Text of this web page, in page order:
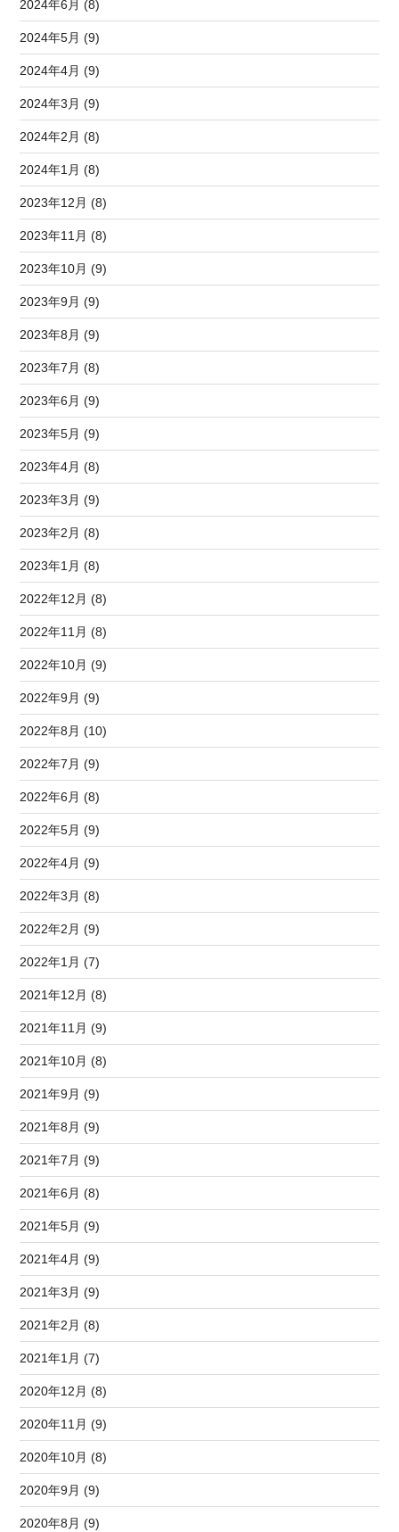
2024年6月 (8)
2024年5月 (9)
2024年4月 (9)
2024年3月 (9)
2024年2月 (8)
2024年1月 (8)
2023年12月 (8)
2023年11月 (8)
2023年10月 (9)
2023年9月 (9)
2023年8月 (9)
2023年7月 (8)
2023年6月 (9)
2023年5月 (9)
2023年4月 (8)
2023年3月 (9)
2023年2月 (8)
2023年1月 (8)
2022年12月 (8)
2022年11月 (8)
2022年10月 (9)
2022年9月 (9)
2022年8月 (10)
2022年7月 (9)
2022年6月 (8)
2022年5月 (9)
2022年4月 (9)
2022年3月 (8)
2022年2月 (9)
2022年1月 (7)
2021年12月 (8)
2021年11月 (9)
2021年10月 (8)
2021年9月 (9)
2021年8月 (9)
2021年7月 (9)
2021年6月 (8)
2021年5月 (9)
2021年4月 (9)
2021年3月 (9)
2021年2月 (8)
2021年1月 (7)
2020年12月 (8)
2020年11月 (9)
2020年10月 (8)
2020年9月 (9)
2020年8月 (9)